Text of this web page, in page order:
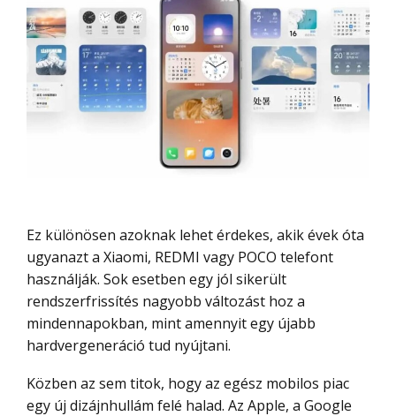
Ez különösen azoknak lehet érdekes, akik évek óta
ugyanazt a Xiaomi, REDMI vagy POCO telefont
használják. Sok esetben egy jól sikerült
rendszerfrissítés nagyobb változást hoz a
mindennapokban, mint amennyit egy újabb
hardvergeneráció tud nyújtani.
Közben az sem titok, hogy az egész mobilos piac
egy új dizájnhullám felé halad. Az Apple, a Google